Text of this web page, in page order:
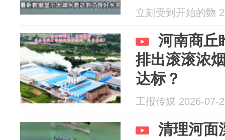
立刻受到开始的覅
河南商丘
排出滚滚浓
达标？
工报传媒 2026-07-
清理河面